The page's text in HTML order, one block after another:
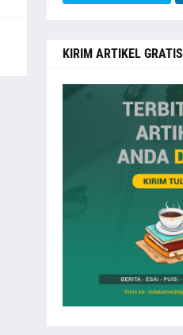
KIRIM ARTIKEL GRATIS